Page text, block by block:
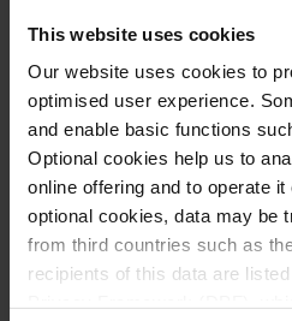
This website uses cookies
Our website uses cookies to
optimised user experience.
and enable basic functions
Optional cookies help us to
online offering and to operate
optional cookies, data may be
from third countries such as
recipients of this data are
LOOD EN
UIT HET